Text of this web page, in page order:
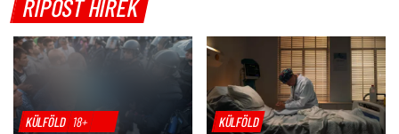
RIPOST HÍREK
KÜLFÖLD 18+ KÜLFÖLD